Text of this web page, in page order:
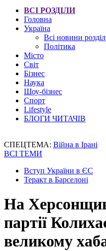
ВСІ РОЗДІЛИ
Головна
Україна
Всі новини
Політика
Місто
Світ
Бізнес
Наука
Шоу-бізнес
Спорт
Lifestyle
БЛОГИ ЧИТАЧІВ
СПЕЦТЕМА: Війна в Ірані
ВСІ ТЕМИ
Вступ України в ЄС
Теракт в Барселоні
На
партії
великому